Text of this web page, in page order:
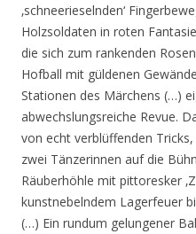
‚schneerieselnden‘
Holzsoldaten in roten
die sich zum rankenden
Hofball mit güldenen
Stationen des Märchens (…)
abwechslungsreiche Revue.
von echt verblüffenden
zwei Tänzerinnen auf die
Räuberhöhle mit pittoresker
kunstnebelndem Lagerfeuer
(…) Ein rundum gelungener